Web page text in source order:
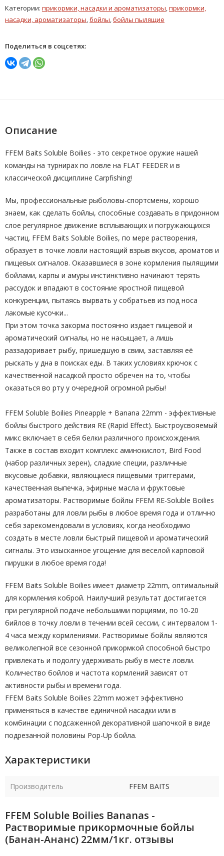
Категории: прикормки, насадки и ароматизаторы,прикормки,
насадки, ароматизаторы,бойлы,бойлы пылящие
Поделиться в соцсетях:
Описание
FFEM Baits Soluble Boilies - это секретное оружие нашей
команды на турнирах по ловле на FLAT FEEDER и в
классической дисциплине Carpfishing!
Мы, профессиональные рыболовы-спортсмены, хорошо
знаем, как сделать бойлы, способные создавать в придонном
слое регулярное движение всплывающих и погружающихся
частиц. FFEM Baits Soluble Boilies, по мере растворения,
образует в точке ловли настоящий взрыв вкусов, ароматов и
пищевых сигналов. Оказавшиеся в зоне кормления пылящими
бойлами, карпы и амуры инстинктивно начинают терять
рассудок и впадают в состояние яростной пищевой
конкуренции, пытаясь вырвать у собратьев из под носа
лакомые кусочки...
При этом точка закорма постоянно издает пищевой и
ароматический сигналы, но не насыщает, а лишь
раззадоривает рыбу, пришедшую в свим, заставляя её
рыскать у дна в поисках еды. В таких условиях крючок с
качественной насадкой просто обречен на то, чтобы
оказаться во рту у очередной огромной рыбы!
FFEM Soluble Boilies Pineapple + Banana 22mm - эффективные
бойлы быстрого действия RE (Rapid Effect). Быстроусвояемый
микс включает в себя белки различного происхождения.
Также в состав входит комплекс аминокислот, Bird Food
(набор различных зерен), сладкие специи, различные
вкусовые добавки, являющиеся пищевыми триггерами,
качественная выпечка, эфирные масла и фруктовые
ароматизаторы. Растворимые бойлы FFEM RE-Soluble Boilies
разработаны для ловли рыбы в любое время года и отлично
себя зарекомендовали в условиях, когда необходимо
создать в месте ловли быстрый пищевой и ароматический
сигналы. Это изысканное угощение для веселой карповой
пирушки в любое время года!
FFEM Baits Soluble Boilies имеет диаметр 22mm, оптимальный
для кормления коброй. Наилучший результат достигается
при регулярной подаче небольшими порциями, по 10-20
бийлов в точку ловли в течении всей сессии, с интервалом 1-
4 часа между кормлениями. Растворимые бойлы являются
великолепной все сезонной прикормкой способной быстро
привлекать и подолгу удерживать рыбу в месте ловли.
Количество бойлов и частота кормлений зависят от
активности рыбы и времени года.
FFEM Baits Soluble Boilies 22mm может эффективно
применяться в качестве единичной насадки или в
комбинации с подсаженной декоративной шапочкой в виде
подрезанной половины Pop-Up бойла.
Характеристики
Производитель FFEM BAITS
FFEM Soluble Boilies Bananas -
Растворимые прикормочные бойлы
(Банан-Ананс) 22мм/1кг. отзывы